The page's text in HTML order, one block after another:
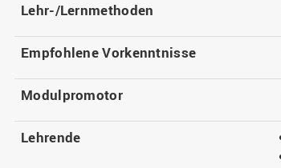
Lehr-/Lernmethoden
Empfohlene Vorkenntnisse
Modulpromotor
Lehrende